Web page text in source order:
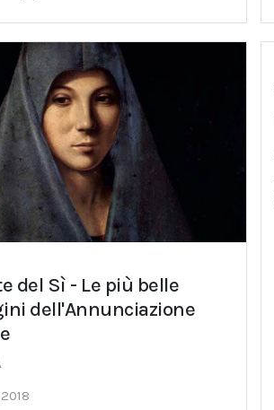
del Sì - Le più belle
dell'Annunciazione